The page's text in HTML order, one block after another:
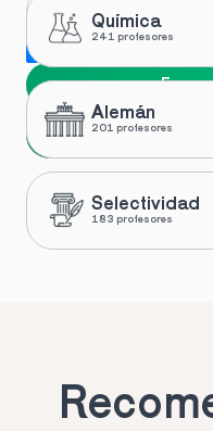
Química
241 profesores
Alemán
201 profesores
Selectividad
183 profesores